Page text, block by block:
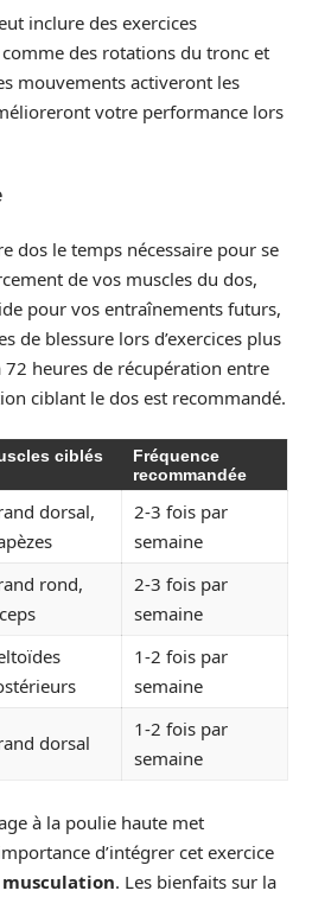
inclure des exercices
des rotations du tronc et
mouvements activeront les
votre performance lors
dos le temps nécessaire pour se
de vos muscles du dos,
pour vos entraînements futurs,
de blessure lors d’exercices plus
heures de récupération entre
ciblant le dos est recommandé.
ciblés
Fréquence
recommandée
dorsal,
2-3 fois par
semaine
rond,
2-3 fois par
semaine
1-2 fois par
semaine
dorsal
1-2 fois par
semaine
à la poulie haute met
d’intégrer cet exercice
musculation. Les bienfaits sur la